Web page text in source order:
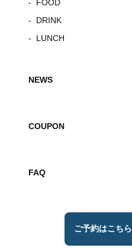
FOOD
DRINK
LUNCH
NEWS
COUPON
FAQ
ご予約はこちら